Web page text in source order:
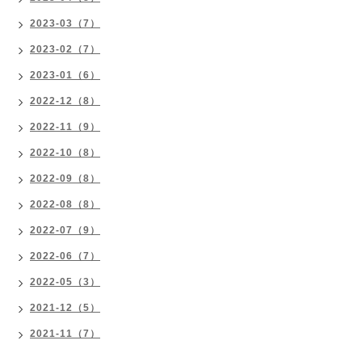
2023-03（7）
2023-02（7）
2023-01（6）
2022-12（8）
2022-11（9）
2022-10（8）
2022-09（8）
2022-08（8）
2022-07（9）
2022-06（7）
2022-05（3）
2021-12（5）
2021-11（7）